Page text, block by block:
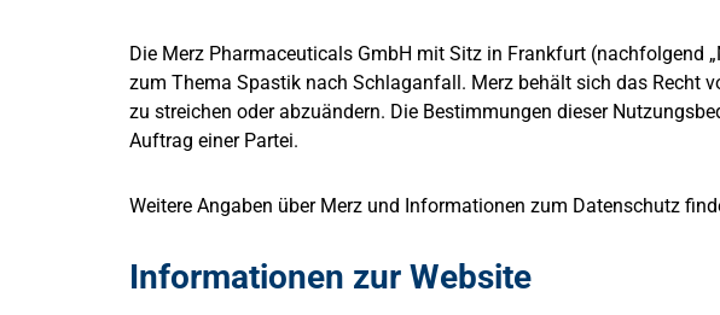
Die Merz Pharmaceuticals GmbH mit Sitz in Frankfurt (nachfolgend
zum Thema Spastik nach Schlaganfall. Merz behält sich das Recht
zu streichen oder abzuändern. Die Bestimmungen dieser
Auftrag einer Partei.
Weitere Angaben über Merz und Informationen zum Datenschutz
Informationen zur Website